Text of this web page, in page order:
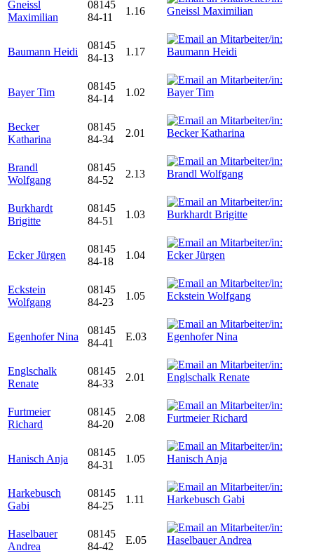
Gneissl
Maximilian
08145
84-11
1.16
Baumann Heidi
08145
84-13
1.17
Bayer Tim
08145
84-14
1.02
Becker
Katharina
08145
84-34
2.01
Brandl
Wolfgang
08145
84-52
2.13
Burkhardt
Brigitte
08145
84-51
1.03
Ecker Jürgen
08145
84-18
1.04
Eckstein
Wolfgang
08145
84-23
1.05
Egenhofer Nina
08145
84-41
E.03
Englschalk
Renate
08145
84-33
2.01
Furtmeier
Richard
08145
84-20
2.08
Hanisch Anja
08145
84-31
1.05
Harkebusch
Gabi
08145
84-25
1.11
Haselbauer
Andrea
08145
84-42
E.05